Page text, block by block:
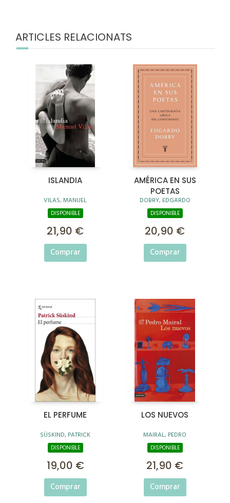
ARTICLES RELACIONATS
ISLANDIA
VILAS, MANUEL
DISPONIBLE
21,90 €
Comprar
AMÉRICA EN SUS
POETAS
DOBRY, EDGARDO
DISPONIBLE
20,90 €
Comprar
EL PERFUME
SÜSKIND, PATRICK
DISPONIBLE
19,00 €
Comprar
LOS NUEVOS
MAIRAL, PEDRO
DISPONIBLE
21,90 €
Comprar